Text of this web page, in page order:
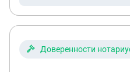
должен. Заплатить
меня два тарифа?
Доверенности